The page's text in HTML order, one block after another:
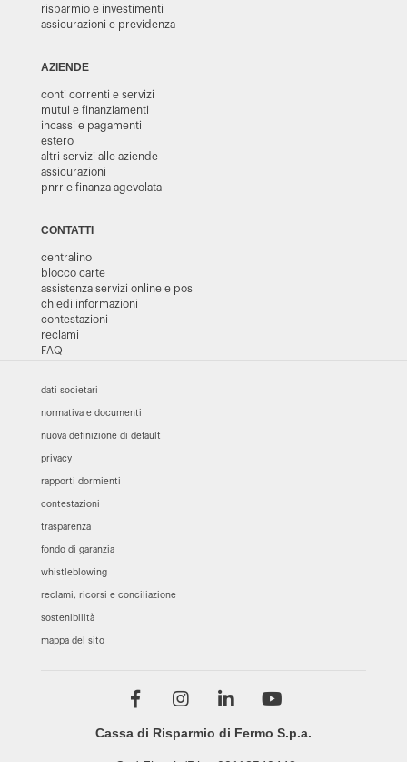
risparmio e investimenti
assicurazioni e previdenza
AZIENDE
conti correnti e servizi
mutui e finanziamenti
incassi e pagamenti
estero
altri servizi alle aziende
assicurazioni
pnrr e finanza agevolata
CONTATTI
centralino
blocco carte
assistenza servizi online e pos
chiedi informazioni
contestazioni
reclami
FAQ
dati societari
normativa e documenti
nuova definizione di default
privacy
rapporti dormienti
contestazioni
trasparenza
fondo di garanzia
whistleblowing
reclami, ricorsi e conciliazione
sostenibilità
mappa del sito
Cassa di Risparmio di Fermo S.p.a.